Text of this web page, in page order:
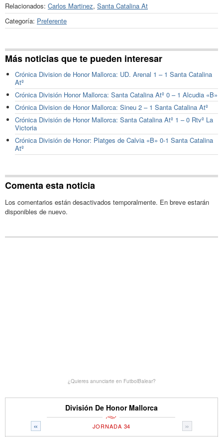
Relacionados: Carlos Martinez, Santa Catalina At
Categoría: Preferente
Más noticias que te pueden interesar
Crónica Division de Honor Mallorca: UD. Arenal 1 – 1 Santa Catalina
Atº
Crónica División Honor Mallorca: Santa Catalina Atº 0 – 1 Alcudia «B»
Crónica Division de Honor Mallorca: Sineu 2 – 1 Santa Catalina Atº
Crónica División de Honor Mallorca: Santa Catalina Atº 1 – 0 Rtvº La
Victoria
Crónica División de Honor: Platges de Calvia «B» 0-1 Santa Catalina
Atº
Comenta esta noticia
Los comentarios están desactivados temporalmente. En breve estarán
disponibles de nuevo.
¿Quieres anunciarte en FutbolBalear?
División De Honor Mallorca
« »
JORNADA 34